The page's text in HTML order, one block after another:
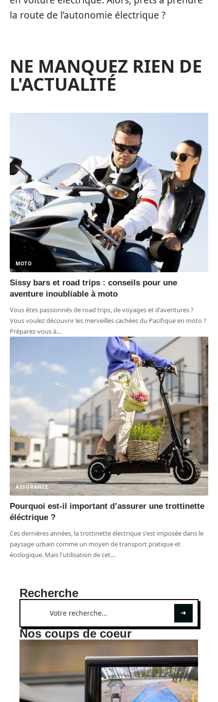
la route de l’autonomie électrique ?
NE MANQUEZ RIEN DE
L'ACTUALITÉ
MOTO
Sissy bars et road trips : conseils pour une
aventure inoubliable à moto
Vous êtes passionnés de road trips, de voyages et d'aventures ?
Vous voulez découvrir les merveilles cachées du Pacifique en moto ?
Préparez-vous à…
ASSURANCE
Pourquoi est-il important d’assurer une trottinette
éléctrique ?
Ces dernières années, la trottinette électrique s'est imposée dans le
paysage urbain comme un moyen de transport pratique et
écologique. Mais l'utilisation de cet…
Recherche
Nos coups de coeur